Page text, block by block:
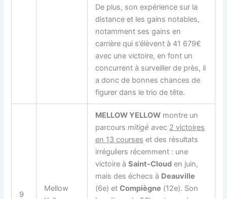
De plus, son expérience sur la
distance et les gains notables,
notamment ses gains en
carrière qui s’élèvent à 41 679€
avec une victoire, en font un
concurrent à surveiller de près, il
a donc de bonnes chances de
figurer dans le trio de tête.
9
Mellow
MELLOW YELLOW montre un
parcoursmitigé avec 2 victoires
en 13 courses et des résultats
irréguliers récemment : une
victoire àSaint-Cloud en juin,
mais des échecs à Deauville
(6e) etCompiègne (12e). Son